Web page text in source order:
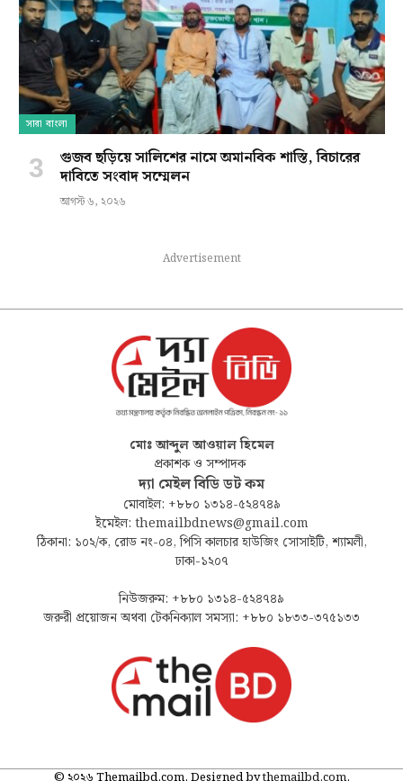
সারা বাংলা
গুজব ছড়িয়ে সালিশের নামে অমানবিক শাস্তি, বিচারের
দাবিতে সংবাদ সম্মেলন
আগস্ট ৬, ২০২৬
Advertisement
মোঃ আব্দুল আওয়াল হিমেল
প্রকাশক ও সম্পাদক
দ্যা মেইল বিডি ডট কম
মোবাইল: +৮৮০ ১৩১৪-৫২৪৭৪৯
ইমেইল: themailbdnews@gmail.com
ঠিকানা: ১০২/ক, রোড নং-০৪, পিসি কালচার হাউজিং সোসাইটি, শ্যামলী,
ঢাকা-১২০৭
নিউজরুম: +৮৮০ ১৩১৪-৫২৪৭৪৯
জরুরী প্রয়োজন অথবা টেকনিক্যাল সমস্যা: +৮৮০ ১৮৩৩-৩৭৫১৩৩